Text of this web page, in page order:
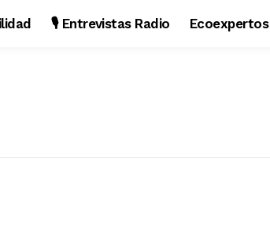
🎙️ Entrevistas Radio Ecoexpertos